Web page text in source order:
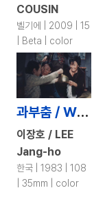
COUSIN
벨기에 | 2009 | 15
| Beta | color
과부춤 / Widow Dance
이장호 / LEE
Jang-ho
한국 | 1983 | 108
| 35mm | color